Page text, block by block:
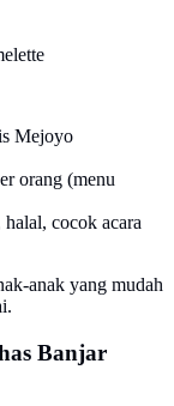
Mejoyo
orang (menu
halal, cocok acara
anak yang mudah
Banjar